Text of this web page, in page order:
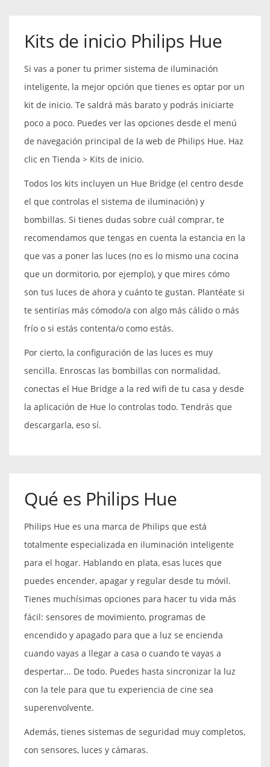
Kits de inicio Philips Hue
Si vas a poner tu primer sistema de iluminación
inteligente, la mejor opción que tienes es optar por un
kit de inicio. Te saldrá más barato y podrás iniciarte
poco a poco. Puedes ver las opciones desde el menú
de navegación principal de la web de Philips Hue. Haz
clic en Tienda > Kits de inicio.
Todos los kits incluyen un Hue Bridge (el centro desde
el que controlas el sistema de iluminación) y
bombillas. Si tienes dudas sobre cuál comprar, te
recomendamos que tengas en cuenta la estancia en la
que vas a poner las luces (no es lo mismo una cocina
que un dormitorio, por ejemplo), y que mires cómo
son tus luces de ahora y cuánto te gustan. Plantéate si
te sentirías más cómodo/a con algo más cálido o más
frío o si estás contenta/o como estás.
Por cierto, la configuración de las luces es muy
sencilla. Enroscas las bombillas con normalidad,
conectas el Hue Bridge a la red wifi de tu casa y desde
la aplicación de Hue lo controlas todo. Tendrás que
descargarla, eso sí.
Qué es Philips Hue
Philips Hue es una marca de Philips que está
totalmente especializada en iluminación inteligente
para el hogar. Hablando en plata, esas luces que
puedes encender, apagar y regular desde tu móvil.
Tienes muchísimas opciones para hacer tu vida más
fácil: sensores de movimiento, programas de
encendido y apagado para que a luz se encienda
cuando vayas a llegar a casa o cuando te vayas a
despertar... De todo. Puedes hasta sincronizar la luz
con la tele para que tu experiencia de cine sea
superenvolvente.
Además, tienes sistemas de seguridad muy completos,
con sensores, luces y cámaras.